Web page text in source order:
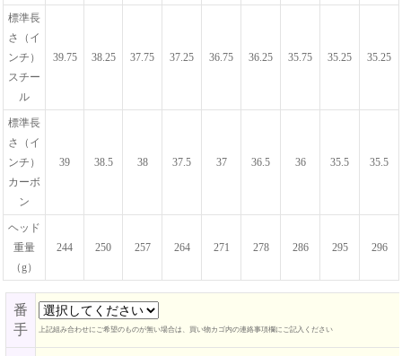
標準長
さ（イ
ンチ）
スチー
ル
39.75 38.25 37.75 37.25 36.75 36.25 35.75 35.25 35.25
標準長
さ（イ
ンチ）
カーボ
ン
39 38.5 38 37.5 37 36.5 36 35.5 35.5
ヘッド
重量
（g）
244 250 257 264 271 278 286 295 296
番
手
上記組み合わせにご希望のものが無い場合は、買い物カゴ内の連絡事項欄にご記入ください